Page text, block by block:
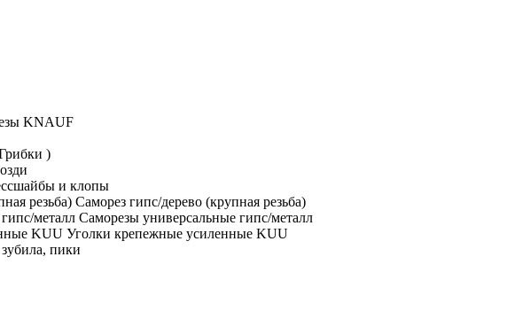
KNAUF
)
и клопы
Саморез гипс/дерево (крупная резьба)
Саморезы универсальные гипс/металл
Уголки крепежные усиленные KUU
пики